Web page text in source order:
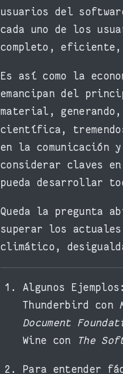
usuarios del
cada uno de los
completo,
Es así como la
emancipan del
material,
científica,
en la comunicación
considerar claves
pueda desarrollar
Queda la pregunta
superar los
climático,
Algunos
Thunderbird con
Document
Wine con
The
Para entender